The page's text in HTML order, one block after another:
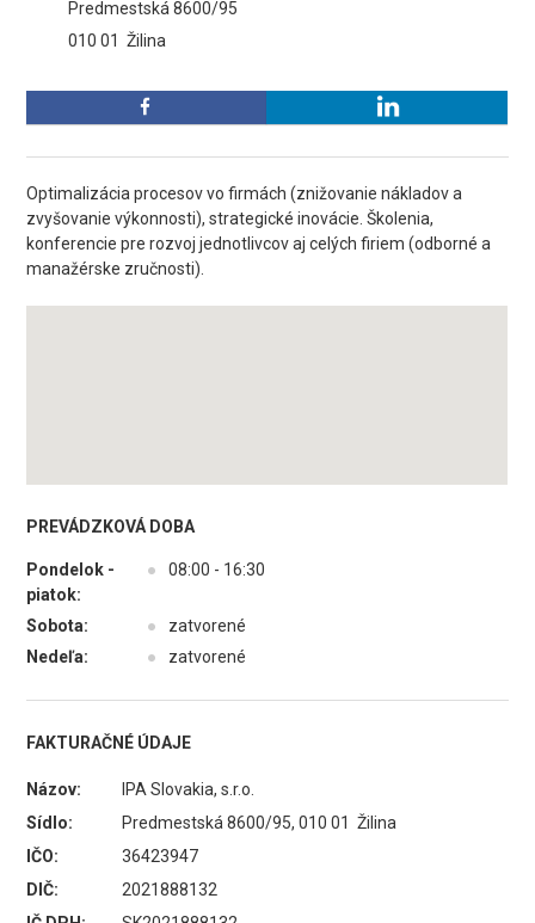
Predmestská 8600/95
010 01 Žilina
Optimalizácia procesov vo firmách (znižovanie nákladov a
zvyšovanie výkonnosti), strategické inovácie. Školenia,
konferencie pre rozvoj jednotlivcov aj celých firiem (odborné a
manažérske zručnosti).
PREVÁDZKOVÁ DOBA
Pondelok -
piatok:
● 08:00 - 16:30
Sobota: ●
zatvorené
Nedeľa:
● zatvorené
FAKTURAČNÉ ÚDAJE
Názov:
IPA Slovakia, s.r.o.
Sídlo:
Predmestská 8600/95, 010 01 Žilina
IČO:
36423947
DIČ:
2021888132